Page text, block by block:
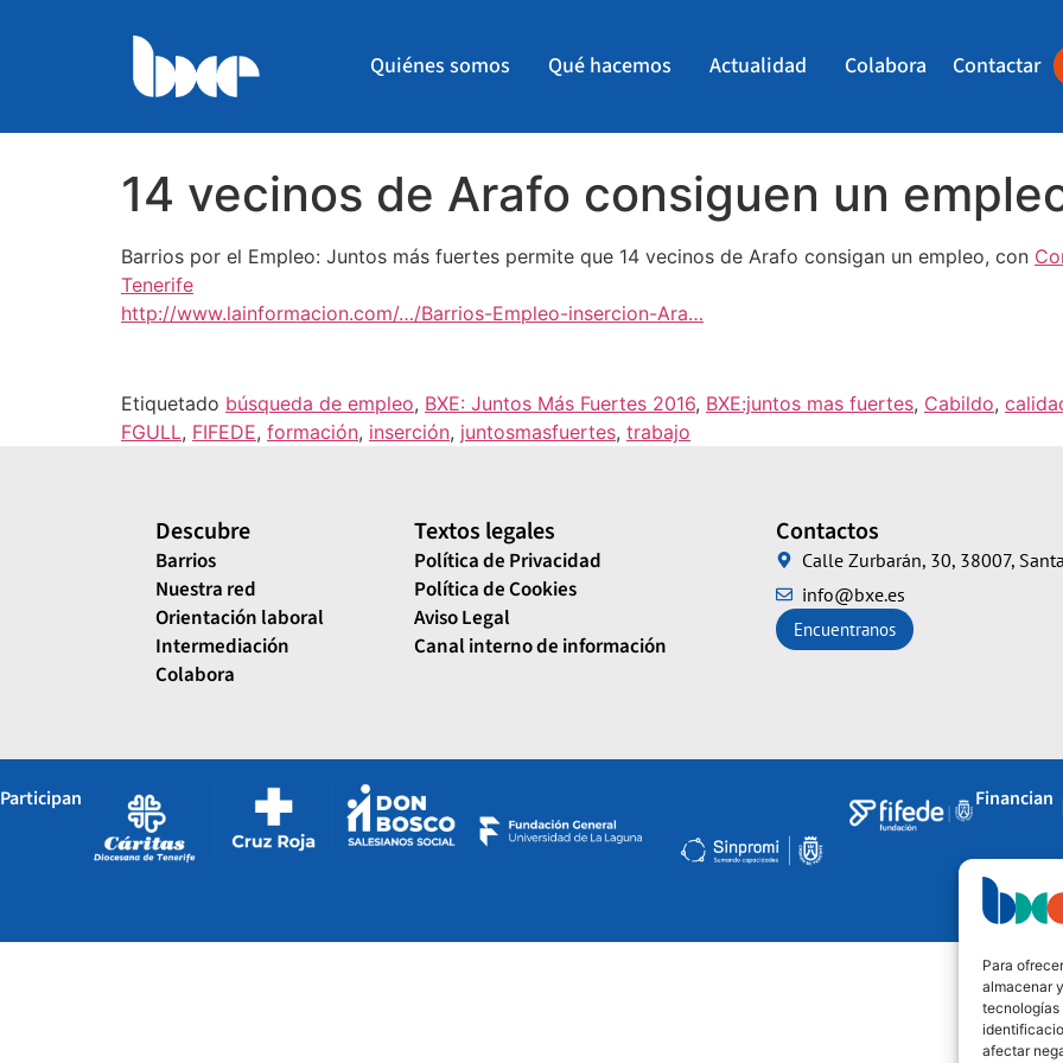
Para
almacenar
tecnologías
afectar
Quiénes somos Qué hacemos Actualidad Colabora Contactar
14 vecinos de Arafo consiguen un
Barrios por el Empleo: Juntos más fuertes permite que 14 vecinos de Arafo consigan un empleo, con
Tenerife
http://www.lainformacion.com/…/Barrios-Empleo-insercion-Ara…
Etiquetado búsqueda de empleo, BXE: Juntos Más Fuertes 2016, BXE:juntos mas fuertes, Cabildo,
FGULL, FIFEDE, formación, inserción, juntosmasfuertes, trabajo
Descubre
Barrios
Nuestra red
Orientación laboral
Intermediación
Colabora
Textos legales
Política de Privacidad
Política de Cookies
Aviso Legal
Canal interno de información
Contactos
Calle Zurbarán, 30, 38007,
info@bxe.es
Encuentranos
Participan Financian